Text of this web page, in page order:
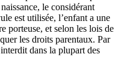
le considérant
est utilisée, l’enfant a une
porteuse, et selon les lois de
les droits parentaux. Par
dans la plupart des